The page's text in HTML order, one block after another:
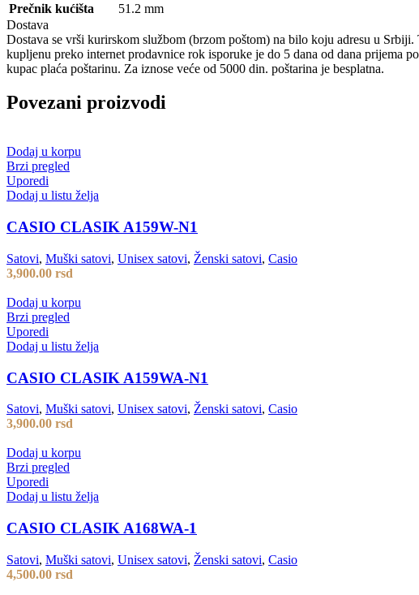
Prečnik kućišta
51.2 mm
Dostava
Dostava se vrši kurirskom službom (brzom poštom) na bilo koju adresu u
kupljenu preko internet prodavnice rok isporuke je do 5 dana od dana prijema
kupac plaća poštarinu. Za iznose veće od 5000 din. poštarina je besplatna.
Povezani proizvodi
Dodaj u korpu
Brzi pregled
Uporedi
Dodaj u listu želja
CASIO CLASIK A159W-N1
Satovi, Muški satovi, Unisex satovi, Ženski satovi, Casio
3,900.00 rsd
Dodaj u korpu
Brzi pregled
Uporedi
Dodaj u listu želja
CASIO CLASIK A159WA-N1
Satovi, Muški satovi, Unisex satovi, Ženski satovi, Casio
3,900.00 rsd
Dodaj u korpu
Brzi pregled
Uporedi
Dodaj u listu želja
CASIO CLASIK A168WA-1
Satovi, Muški satovi, Unisex satovi, Ženski satovi, Casio
4,500.00 rsd